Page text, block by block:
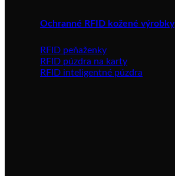
Ochranné RFID kožené výrobky
RFID peňaženky
RFID púzdra na karty
RFID inteligentné púzdra